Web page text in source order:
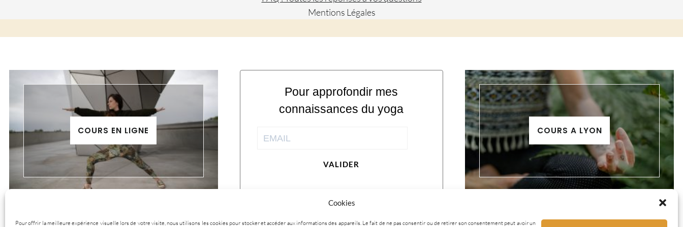
Cookies
Pour offrir la meilleure expérience visuelle lors de votre visite, nous utilisons les cookies pour stocker et accéder aux informations des appareils. Le fait de ne pas consentir ou de retirer son consentement peut avoir un
COURS EN LIGNE
Pour approfondir mes
connaissances du yoga
VALIDER
COURS A LYON
Mentions Légales